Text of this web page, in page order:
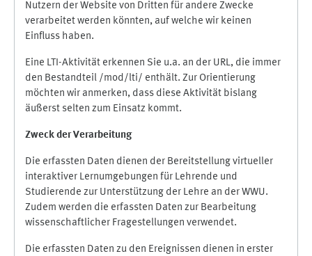
Nutzern der Website von Dritten für andere Zwecke
verarbeitet werden könnten, auf welche wir keinen
Einfluss haben.
Eine LTI-Aktivität erkennen Sie u.a. an der URL, die immer
den Bestandteil /mod/lti/ enthält. Zur Orientierung
möchten wir anmerken, dass diese Aktivität bislang
äußerst selten zum Einsatz kommt.
Zweck der Verarbeitung
Die erfassten Daten dienen der Bereitstellung virtueller
interaktiver Lernumgebungen für Lehrende und
Studierende zur Unterstützung der Lehre an der WWU.
Zudem werden die erfassten Daten zur Bearbeitung
wissenschaftlicher Fragestellungen verwendet.
Die erfassten Daten zu den Ereignissen dienen in erster